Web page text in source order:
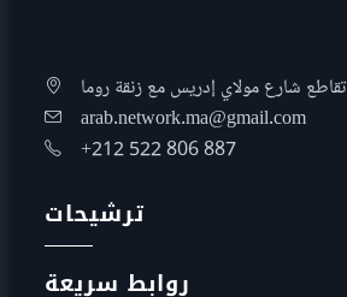
تقاطع شارع مولاي إدريس مع زنقة روما
arab.network.ma@gmail.com
+212 522 806 887
ترشيحات
روابط سريعة